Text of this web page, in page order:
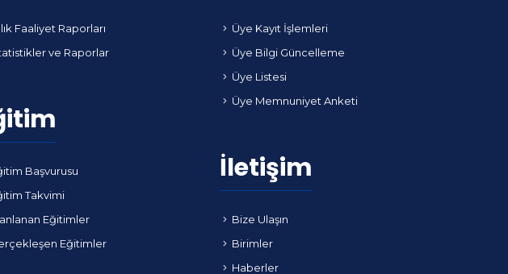
Faaliyet Raporları
ve Raporlar
Başvurusu
Takvimi
Eğitimler
Eğitimler
Üye Kayıt İşlemleri
Üye Bilgi Güncelleme
Üye Listesi
Üye Memnuniyet Anketi
İletişim
Bize Ulaşın
Birimler
Haberler